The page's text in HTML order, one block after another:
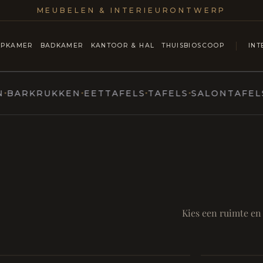
MEUBELEN & INTERIEURONTWERP
BADKAMER KANTOOR & HAL THUISBIOSCOOP
EETTAFELS TAFELS SALONTAFELS &
Kies een ruimte